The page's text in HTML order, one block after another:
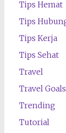
Tips Hemat
Tips
Tips Kerja
Tips Sehat
Travel
Travel Goals
Trending
Tutorial